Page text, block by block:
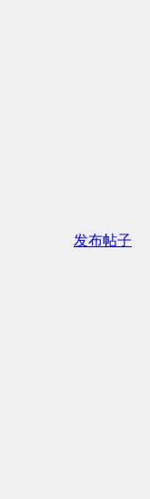
发布帖子